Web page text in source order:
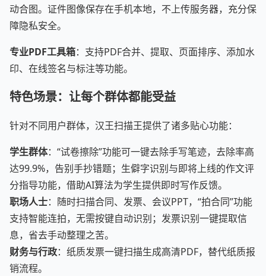
动合图。证件图像保存在手机本地，不上传服务器，充分保
障隐私安全。
专业PDF工具箱：支持PDF合并、提取、页面排序、添加水
印、在线签名与标注等功能。
特色场景：让每个群体都能受益
针对不同用户群体，汉王扫描王提供了诸多贴心功能：
学生群体：“试卷擦除”功能可一键去除手写笔迹，去除率高
达99.9%，告别手抄错题；生僻字识别与即将上线的作文评
分指导功能，借助AI算法为学生提供即时写作反馈。
职场人士：随时扫描合同、发票、会议PPT，“拍合同”功能
支持智能连拍，无需按键自动识别；发票识别一键提取信
息，省去手动整理之苦。
财务与行政：纸质发票一键扫描生成高清PDF，替代纸质报
销流程。